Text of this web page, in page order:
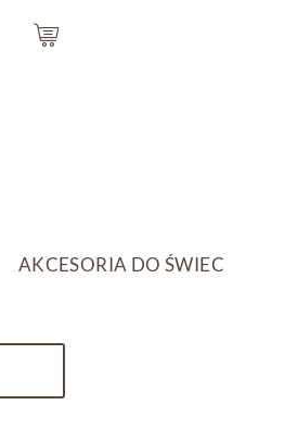
AKCESORIA DO ŚWIEC